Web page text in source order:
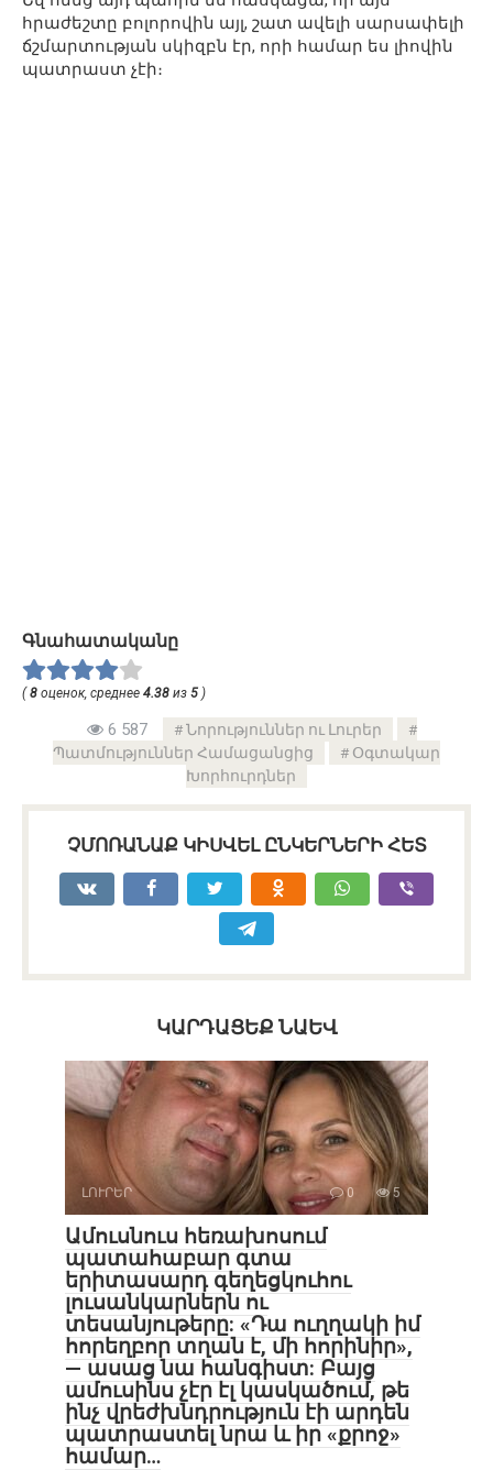
հրաժեշտը բոլորովին այլ, շատ ավելի սարսափելի
ճշմարտության սկիզբն էր, որի համար ես լիովին
պատրաստ չէի։
Գնահատականը
(8 оценок, среднее 4.38 из 5 )
6 587
Նորություններ ու Լուրեր
Պատմություններ Համացանցից
Օգտակար
Խորհուրդներ
ՉՄՈՌԱՆԱՔ ԿԻՍՎԵԼ ԸՆԿԵՐՆԵՐԻ ՀԵՏ
ԿԱՐԴԱՑԵՔ ՆԱԵՎ
ԼՈՒՐԵՐ 0 5
Ամուսնուս հեռախոսում
պատահաբար գտա
երիտասարդ գեղեցկուհու
լուսանկարներն ու
տեսանյութերը: «Դա ուղղակի իմ
հորեղբոր տղան է, մի հորինիր»,
— ասաց նա հանգիստ: Բայց
ամուսինս չէր էլ կասկածում, թե
ինչ վրեժխնդրություն էի արդեն
պատրաստել նրա և իր «քրոջ»
համար…